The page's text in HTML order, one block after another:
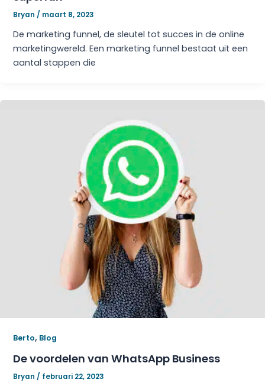
Bryan / maart 8, 2023
De marketing funnel, de sleutel tot succes in de online
marketingwereld. Een marketing funnel bestaat uit een
aantal stappen die
Berto, Blog
De voordelen van WhatsApp Business
Bryan / februari 22, 2023